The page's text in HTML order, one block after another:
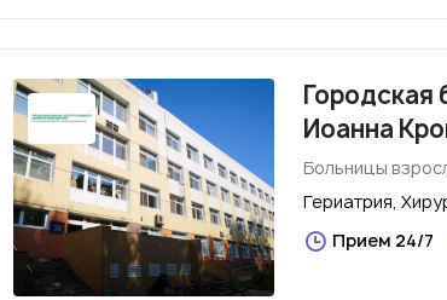
Городская
Иоанна
Больницы
Гериатрия,
Прием 24/7